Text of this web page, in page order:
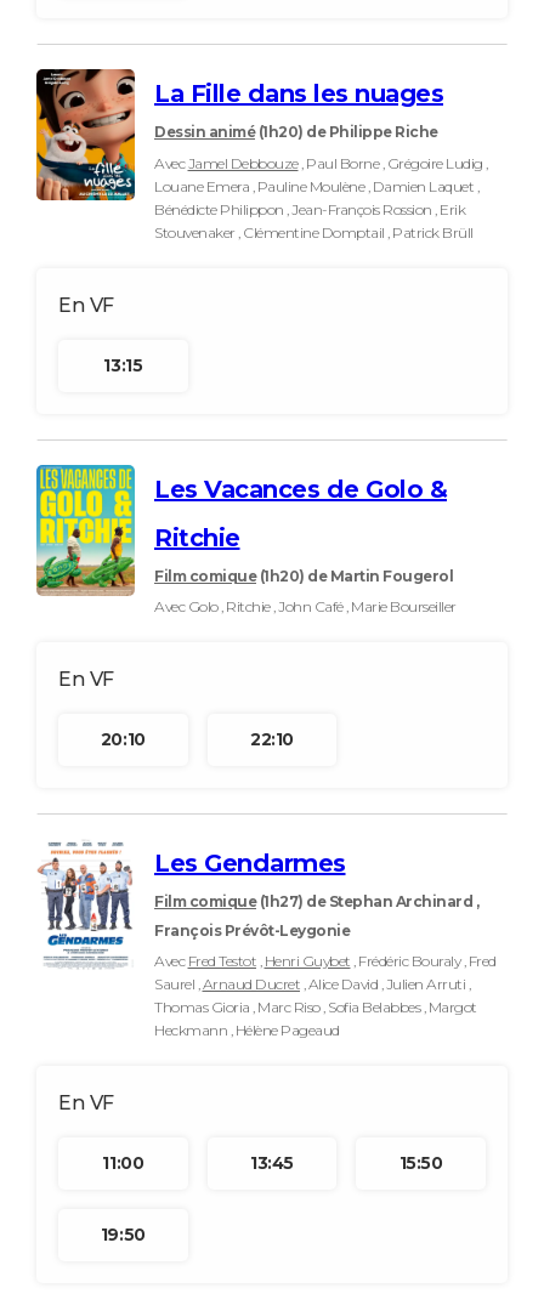
La Fille dans les nuages
Dessin animé (1h20) de Philippe Riche
AvecJamel Debbouze, Paul Borne , Grégoire Ludig ,
Louane Emera , Pauline Moulène , Damien Laquet ,
Bénédicte Philippon , Jean-François Rossion , Erik
Stouvenaker , Clémentine Domptail , Patrick Brüll
13:15
Les Vacances de Golo &
Ritchie
Film comique (1h20) de Martin Fougerol
Avec Golo , Ritchie , John Café , Marie Bourseiller
20:10 22:10
Les Gendarmes
Film comique (1h27) de Stephan Archinard ,
François Prévôt-Leygonie
Avec Fred Testot , Henri Guybet , Frédéric Bouraly , Fred
Saurel ,Arnaud Ducret , Alice David , Julien Arruti ,
Thomas Gioria , Marc Riso , Sofia Belabbes , Margot
Heckmann , Hélène Pageaud
11:00 13:45 15:50
19:50